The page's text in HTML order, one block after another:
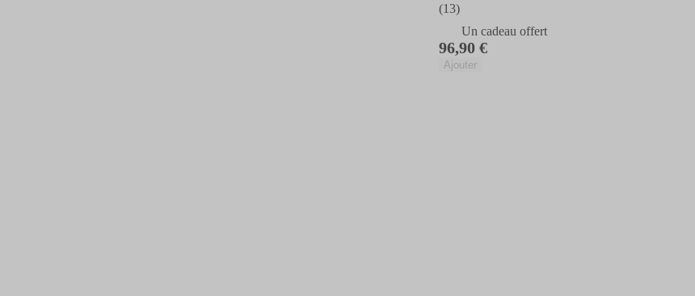
(13)
Un cadeau offert
96,90 €
Ajouter